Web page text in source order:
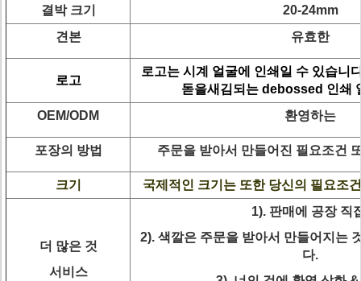
결박 크기
20-24mm
견본
유효한
로고
로고는 시계 얼굴에 인쇄일 수 있습니
돋을새김되는 debossed 인쇄
OEM/ODM
환영하는
포장의 방법 주문을 받아서 만들어진 필요조건
크기 국제적인 크기는 또한 당신의 필요조
더 많은 것
서비스
1). 판매에 공장 직
2). 색깔은 주문을 받아서 만들어지는
다.